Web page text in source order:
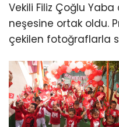
Vekili Filiz Çoğlu
neşesine ortak oldu.
çekilen fotoğraflarla